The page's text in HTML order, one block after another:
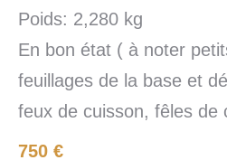
Poids: 2,280 kg
En bon état ( à noter
feuillages de la base et
feux de cuisson, fêles de
750 €